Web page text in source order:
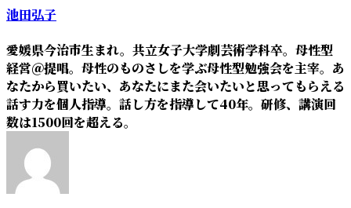
池田弘子
愛媛県今治市生まれ。共立女子大学劇芸術学科卒。母性型
経営＠提唱。母性のものさしを学ぶ母性型勉強会を主宰。あ
なたから買いたい、あなたにまた会いたいと思ってもらえる
話す力を個人指導。話し方を指導して40年。研修、講演回
数は1500回を超える。